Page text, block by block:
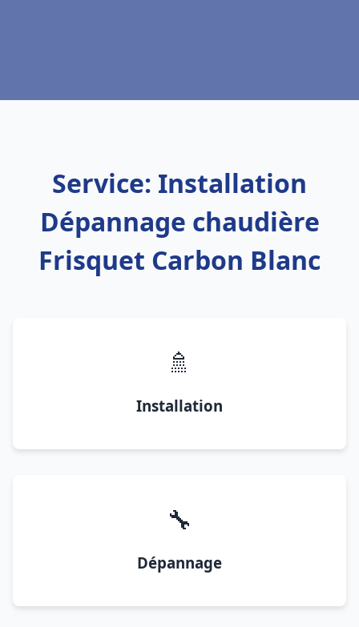
Service: Installation
Dépannage chaudière
Frisquet Carbon Blanc
🚿
Installation
🔧
Dépannage